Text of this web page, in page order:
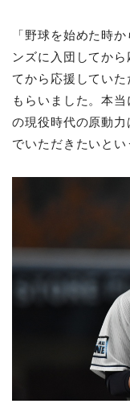
「野球を始めた時
ンズに入団してか
てから応援してい
もらいました。本
の現役時代の原動
でいただきたいとい